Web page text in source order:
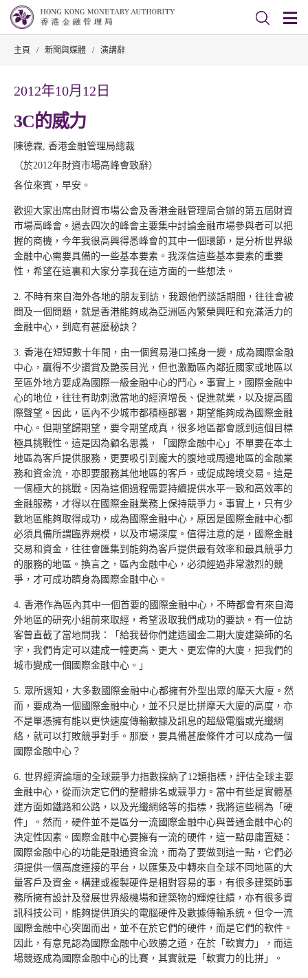
主頁 / 新聞與媒體 / 演講辭
2012年10月12日
3C的威力
陳德霖, 香港金融管理局總裁
（於2012年財資市場高峰會致辭）
各位來賓，早安。
歡迎大家出席由財資市場公會及香港金融管理局合辦的第五屆財資
市場高峰會。過去四次的峰會主要集中討論金融市場參與者可以把
握的商機，今年我很高興得悉峰會的其中一個環節，是分析世界級
金融中心需要具備的一些基本要素。我深信這些基本要素的重要
性，希望在這裏和大家分享我在這方面的一些想法。
2. 不時有來自海外各地的朋友到訪，我跟他們談話期間，往往會被
問及一個問題，就是香港能夠成為亞洲區內繁榮興旺和充滿活力的
金融中心，到底有甚麼秘訣？
3. 香港在短短數十年間，由一個貿易港口搖身一變，成為國際金融
中心，贏得不少讚賞及艷羨目光，但也激勵區內鄰近國家或地區以
至區外地方要成為國際一級金融中心的鬥心。事實上，國際金融中
心的地位，往往有助刺激當地的經濟增長、促進就業，以及提高國
際聲望。因此，區內不少城市都積極部署，期望能夠成為國際金融
中心。但期望歸期望，要令期望成真，很多地區都會感到這個目標
極具挑戰性。這是因為顧名思義，「國際金融中心」不單要在本土
地區為客戶提供服務，更要吸引到龐大的腹地或周邊地區的金融業
務和資金流，亦即要服務其他地區的客戶，或促成跨境交易。這是
一個極大的挑戰。因為這個過程需要持續提供水平一致和高效率的
金融服務，才得以在國際金融業務上保持競爭力。事實上，只有少
數地區能夠取得成功，成為國際金融中心，原因是國際金融中心都
必須具備所謂臨界規模，以及市場深度。值得注意的是，國際金融
交易和資金，往往會匯集到能夠為客戶提供最有效率和最具競爭力
的服務的地區。換言之，區內金融中心，必須經過非常激烈的競
爭，才可成功躋身為國際金融中心。
4. 香港作為區內其中一個首要的國際金融中心，不時都會有來自海
外地區的研究小組前來取經，希望汲取我們成功的要訣。有一位訪
客曾直截了當地問我：「給我替你們建造國金二期大廈建築師的名
字，我們肯定可以建成一幢更高、更大、更宏偉的大廈，把我們的
城市變成一個國際金融中心。」
5. 眾所週知，大多數國際金融中心都擁有外型出眾的摩天大廈。然
而，要成為一個國際金融中心，並不只是比拼摩天大廈的高度，亦
不是單憑擁有能以更快速度傳輸數據及訊息的超級電腦或光纖網
絡，就可以打敗競爭對手。那麼，要具備甚麼條件才可以成為一個
國際金融中心？
6. 世界經濟論壇的全球競爭力指數採納了12類指標，評估全球主要
金融中心，從而決定它們的整體排名或競爭力。當中有些是實體基
建方面如鐵路和公路，以及光纖網絡等的指標，我將這些稱為「硬
件」。然而，硬件並不是區分一流國際金融中心與普通金融中心的
決定性因素。國際金融中心要擁有一流的硬件，這一點毋庸置疑：
國際金融中心的功能是融通資金流，而為了要做到這一點，它們必
須提供一個高度連接的平台，以匯集及中轉來自全球不同地區的大
量客戶及資金。構建或複製硬件是相對容易的事，有很多建築師事
務所擁有設計及發展世界級機場和建築物的輝煌往績，亦有很多資
訊科技公司，能夠提供頂尖的電腦硬件及數據傳輸系統。但令一流
國際金融中心突圍而出，並不在於它們的硬件，而是它們的軟件。
因此，有意見認為國際金融中心致勝之道，在於「軟實力」，而這
場競逐成為國際金融中心的比賽，其實就是「軟實力的比拼」。